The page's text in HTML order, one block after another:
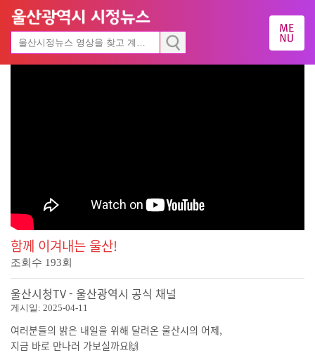
함께 이겨내는 울산!
조회수 193회
울산시청TV - 울산광역시 공식 채널
게시일: 2025-04-11
여러분들의 밝은 내일을 위해 달려온 울산시의 어제,
지금 바로 만나러 가보실까요🙌